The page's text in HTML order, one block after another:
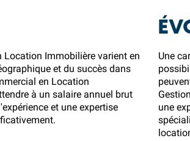
Location Immobilière varient en
et du succès dans
en Location
à un salaire annuel brut
et une expertise
Une
une